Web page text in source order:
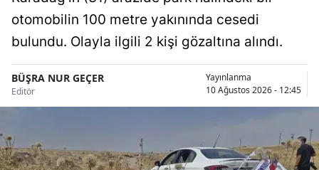
Hatay
Isparta
Mersin
İzmir
otomobilin 100 metre yakınında cesedi
bulundu. Olayla ilgili 2 kişi gözaltına alındı.
BÜŞRA NUR GEÇER
Editör
Yayınlanma
10 Ağustos 2026 - 12:45